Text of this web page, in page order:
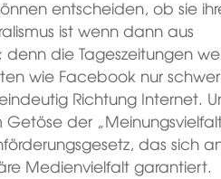
entscheiden, ob sie
ist wenn dann aus
die Tageszeitungen
wie Facebook nur
Richtung Internet.
Getöse der
das sich
Medienvielfalt garantiert.